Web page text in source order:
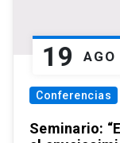
19 AGO
Conferencias
Seminario: